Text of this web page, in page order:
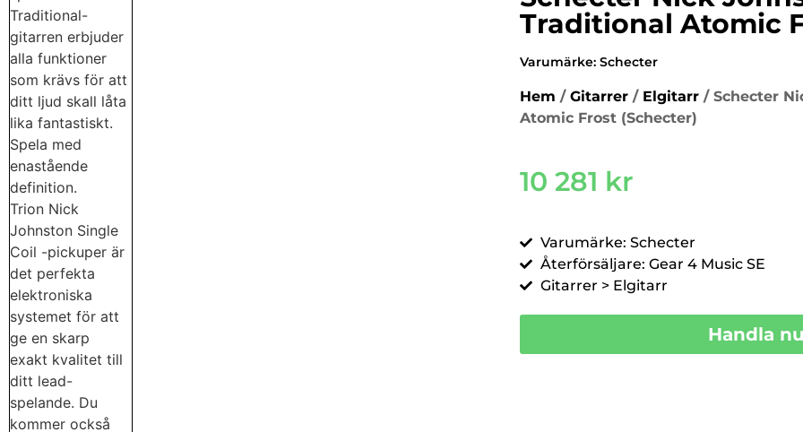
Traditional Atomic
Varumärke: Schecter
Hem / Gitarrer / Elgitarr / Schecter
Atomic Frost (Schecter)
10 281 kr
Varumärke: Schecter
Återförsäljare: Gear 4 Music SE
Gitarrer > Elgitarr
Handla